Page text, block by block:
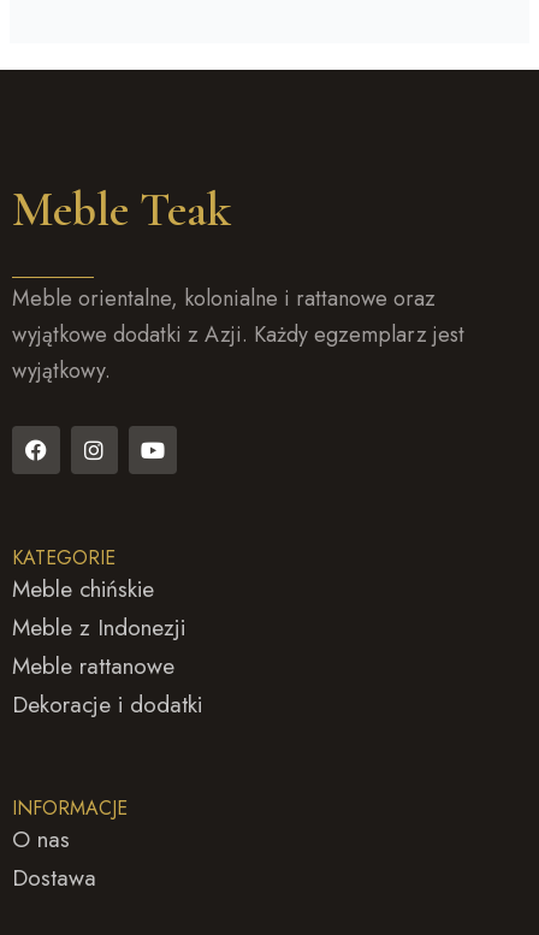
Meble Teak
Meble orientalne, kolonialne i rattanowe oraz
wyjątkowe dodatki z Azji. Każdy egzemplarz jest
wyjątkowy.
F
a
c
o
o
k
I
n
s
g
r
a
Y
o
u
KATEGORIE
Meble chińskie
Meble z Indonezji
Meble rattanowe
Dekoracje i dodatki
INFORMACJE
O nas
Dostawa